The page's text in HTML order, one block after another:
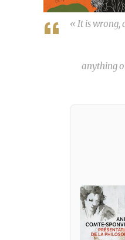
« It is wrong,
anything